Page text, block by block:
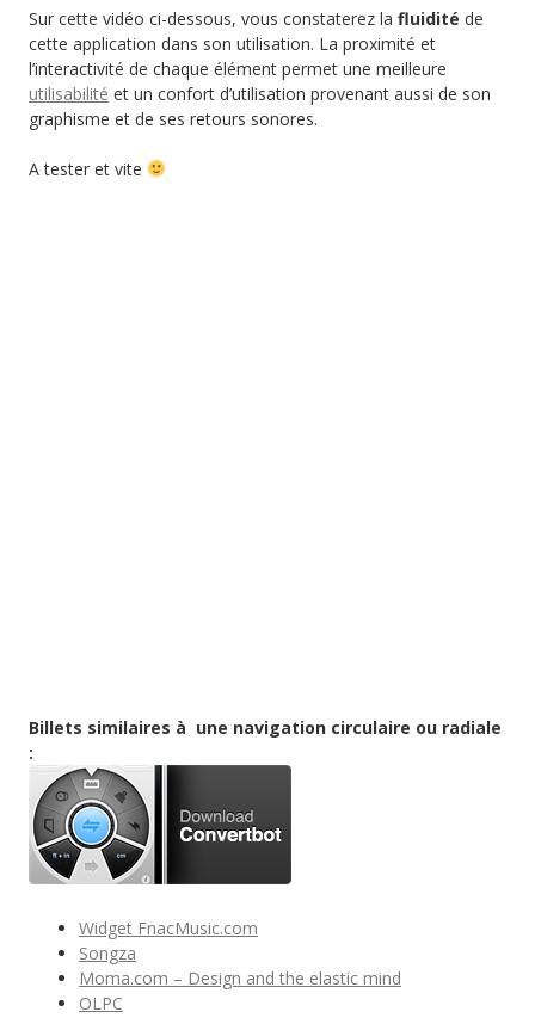
Sur cette vidéo ci-dessous, vous constaterez la fluidité de
cette application dans son utilisation. La proximité et
l’interactivité de chaque élément permet une meilleure
utilisabilité et un confort d’utilisation provenant aussi de son
graphisme et de ses retours sonores.
A tester et vite
Billets similaires à une navigation circulaire ou radiale
:
Widget FnacMusic.com
Songza
Moma.com – Design and the elastic mind
OLPC